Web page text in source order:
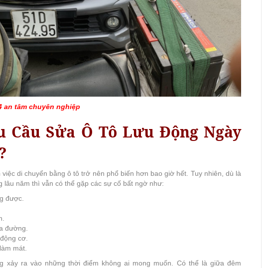
an tâm chuyên nghiệp
Cầu Sửa Ô Tô Lưu Động Ngày
di chuyển bằng ô tô trở nên phổ biến hơn bao giờ hết. Tuy nhiên, dù là
lâu năm thì vẫn có thể gặp các sự cố bất ngờ như:
được.
đường.
cơ.
mát.
xảy ra vào những thời điểm không ai mong muốn. Có thể là giữa đêm